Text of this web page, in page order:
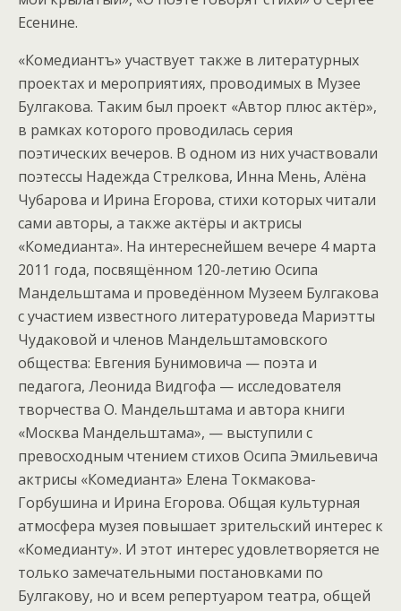
Есенине.
«Комедиантъ» участвует также в литературных
проектах и мероприятиях, проводимых в Музее
Булгакова. Таким был проект «Автор плюс актёр»,
в рамках которого проводилась серия
поэтических вечеров. В одном из них участвовали
поэтессы Надежда Стрелкова, Инна Мень, Алёна
Чубарова и Ирина Егорова, стихи которых читали
сами авторы, а также актёры и актрисы
«Комедианта». На интереснейшем вечере 4 марта
2011 года, посвящённом 120-летию Осипа
Мандельштама и проведённом Музеем Булгакова
с участием известного литературоведа Мариэтты
Чудаковой и членов Мандельштамовского
общества: Евгения Бунимовича — поэта и
педагога, Леонида Видгофа — исследователя
творчества О. Мандельштама и автора книги
«Москва Мандельштама», — выступили с
превосходным чтением стихов Осипа Эмильевича
актрисы «Комедианта» Елена Токмакова-
Горбушина и Ирина Егорова. Общая культурная
атмосфера музея повышает зрительский интерес к
«Комедианту». И этот интерес удовлетворяется не
только замечательными постановками по
Булгакову, но и всем репертуаром театра, общей